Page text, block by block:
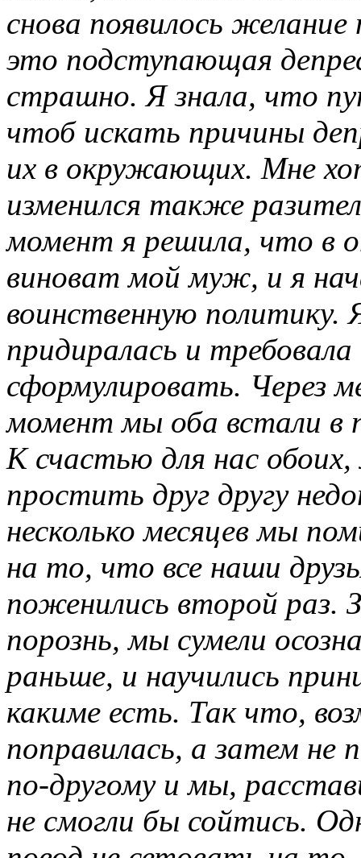
снова появилось
это подступающая
страшно. Я знала, что
чтоб искать причины
их в окружающих. Мне
изменился также
момент я решила, что в
виноват мой муж, и я
воинственную политику.
придиралась и
сформулировать. Через
момент мы оба встали в
К счастью для нас
простить друг другу
несколько месяцев мы
на то, что все наши
поженились второй раз.
порознь, мы сумели
раньше, и научились
какиме есть. Так что,
поправилась, а затем не
по-другому и мы,
не смогли бы сойтись.